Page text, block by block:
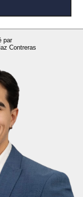
par
Contreras